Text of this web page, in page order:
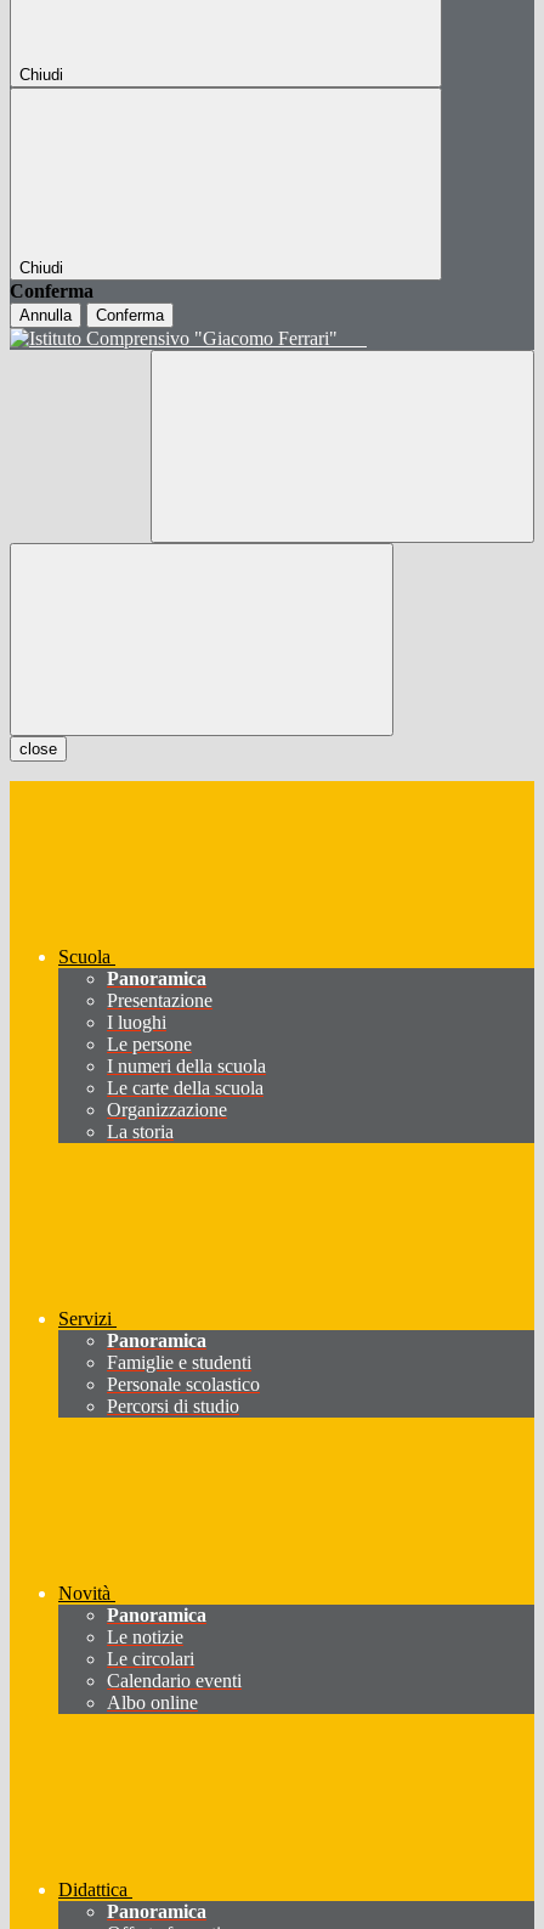
Chiudi
Chiudi
Conferma
Annulla Conferma
close
Scuola
Panoramica
Presentazione
I luoghi
Le persone
I numeri della scuola
Le carte della scuola
Organizzazione
La storia
Servizi
Panoramica
Famiglie e studenti
Personale scolastico
Percorsi di studio
Novità
Panoramica
Le notizie
Le circolari
Calendario eventi
Albo online
Didattica
Panoramica